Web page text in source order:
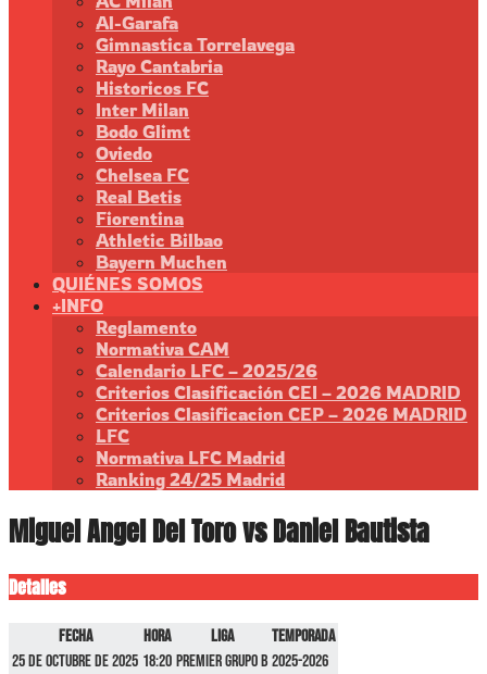
Al-Garafa
Gimnastica Torrelavega
Rayo Cantabria
Historicos FC
Inter Milan
Bodo Glimt
Oviedo
Chelsea FC
Real Betis
Fiorentina
Athletic Bilbao
Bayern Muchen
QUIÉNES SOMOS
+INFO
Reglamento
Normativa CAM
Calendario LFC – 2025/26
Criterios Clasificación CEI – 2026 MADRID
Criterios Clasificacion CEP – 2026 MADRID
LFC
Normativa LFC Madrid
Ranking 24/25 Madrid
Miguel Angel Del Toro vs Daniel Bautista
Detalles
Fecha Hora Liga
Temporada
25 de octubre de 2025 18:20 Premier GRUPO B 2025-2026